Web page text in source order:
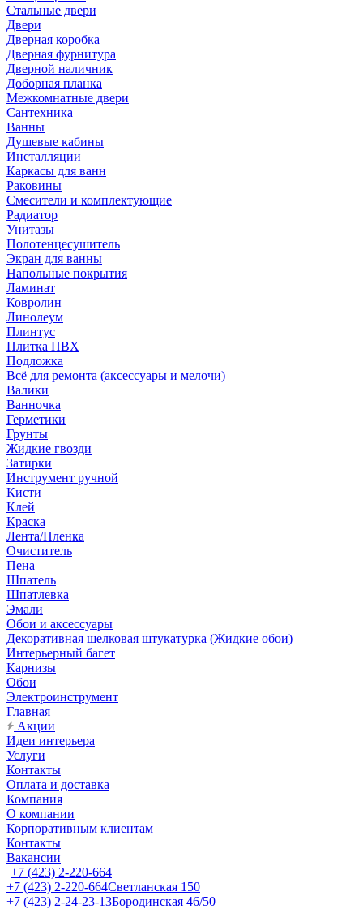
Стальные двери
Двери
Дверная коробка
Дверная фурнитура
Дверной наличник
Доборная планка
Межкомнатные двери
Сантехника
Ванны
Душевые кабины
Инсталляции
Каркасы для ванн
Раковины
Смесители и комплектующие
Радиатор
Унитазы
Полотенцесушитель
Экран для ванны
Напольные покрытия
Ламинат
Ковролин
Линолеум
Плинтус
Плитка ПВХ
Подложка
Всё для ремонта (аксессуары и мелочи)
Валики
Ванночка
Герметики
Грунты
Жидкие гвозди
Затирки
Инструмент ручной
Кисти
Клей
Краска
Лента/Пленка
Очиститель
Пена
Шпатель
Шпатлевка
Эмали
Обои и аксессуары
Декоративная шелковая штукатурка (Жидкие обои)
Интерьерный багет
Карнизы
Обои
Электроинструмент
Главная
Акции
Идеи интерьера
Услуги
Контакты
Оплата и доставка
Компания
О компании
Корпоративным клиентам
Контакты
Вакансии
+7 (423) 2-220-664
+7 (423) 2-220-664Светланская 150
+7 (423) 2-24-23-13Бородинская 46/50